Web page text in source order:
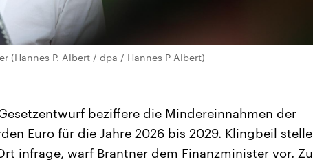
(Hannes P. Albert / dpa / Hannes P Albert)
beziffere die Mindereinnahmen der
Euro für die Jahre 2026 bis 2029. Klingbeil stelle
infrage, warf Brantner dem Finanzminister vor. Zu